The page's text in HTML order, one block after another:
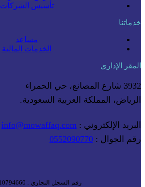
تأسيس الشركات
خدماتنا
مساعد
الخدمات المالية
المقر الإداري
3932 شارع المصانع، حي الحمراء
الرياض، المملكة العربية السعودية.
البريد الإلكتروني : info@mowaffaq.com
رقم الجوال : 0552090770
رقم السجل التجاري : 1010794660